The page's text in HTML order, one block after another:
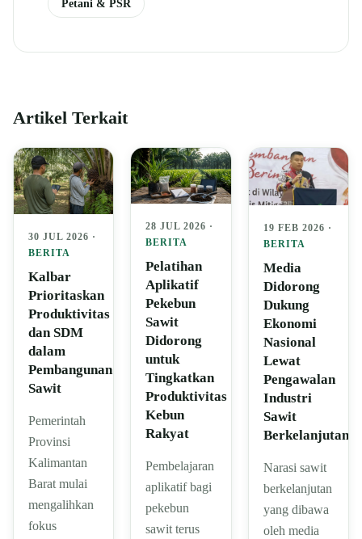
Petani & PSR
Artikel Terkait
30 JUL 2026 ·
BERITA
Kalbar
Prioritaskan
Produktivitas
dan SDM
dalam
Pembangunan
Sawit
Pemerintah
Provinsi
Kalimantan
Barat mulai
mengalihkan
fokus
28 JUL 2026 ·
BERITA
Pelatihan
Aplikatif
Pekebun
Sawit
Didorong
untuk
Tingkatkan
Produktivitas
Kebun
Rakyat
Pembelajaran
aplikatif bagi
pekebun
sawit terus
19 FEB 2026 ·
BERITA
Media
Didorong
Dukung
Ekonomi
Nasional
Lewat
Pengawalan
Industri
Sawit
Berkelanjutan
Narasi sawit
berkelanjutan
yang dibawa
oleh media